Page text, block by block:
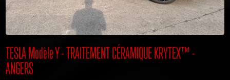
TESLA Modèle Y - TRAITEMENT CÉRAMIQUE KRYTEX™️ -
ANGERS